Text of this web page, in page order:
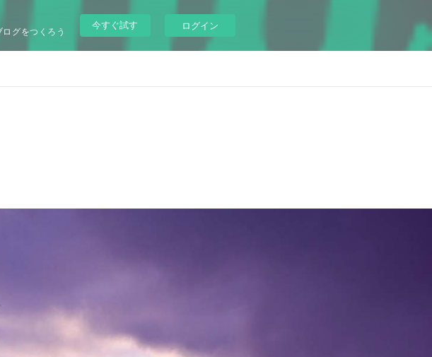
グをつくろう
今すぐ試す ログイン